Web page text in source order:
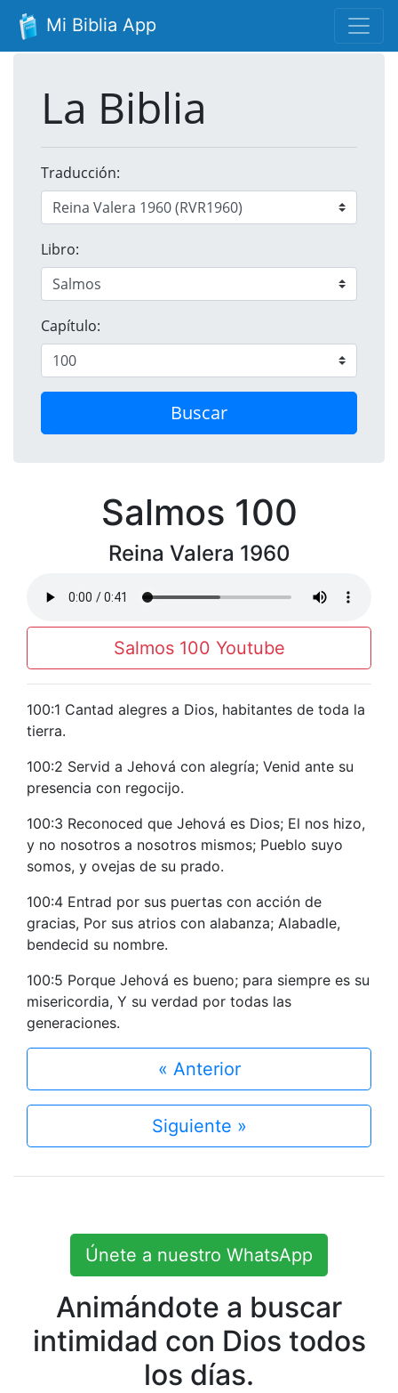
Mi Biblia App
La Biblia
Traducción:
Libro:
Capítulo:
Buscar
Salmos 100
Reina Valera 1960
Salmos 100 Youtube
100:1 Cantad alegres a Dios, habitantes de toda la
tierra.
100:2 Servid a Jehová con alegría; Venid ante su
presencia con regocijo.
100:3 Reconoced que Jehová es Dios; El nos hizo,
y no nosotros a nosotros mismos; Pueblo suyo
somos, y ovejas de su prado.
100:4 Entrad por sus puertas con acción de
gracias, Por sus atrios con alabanza; Alabadle,
bendecid su nombre.
100:5 Porque Jehová es bueno; para siempre es su
misericordia, Y su verdad por todas las
generaciones.
« Anterior
Siguiente »
Únete a nuestro WhatsApp
Animándote a buscar
intimidad con Dios todos
los días.